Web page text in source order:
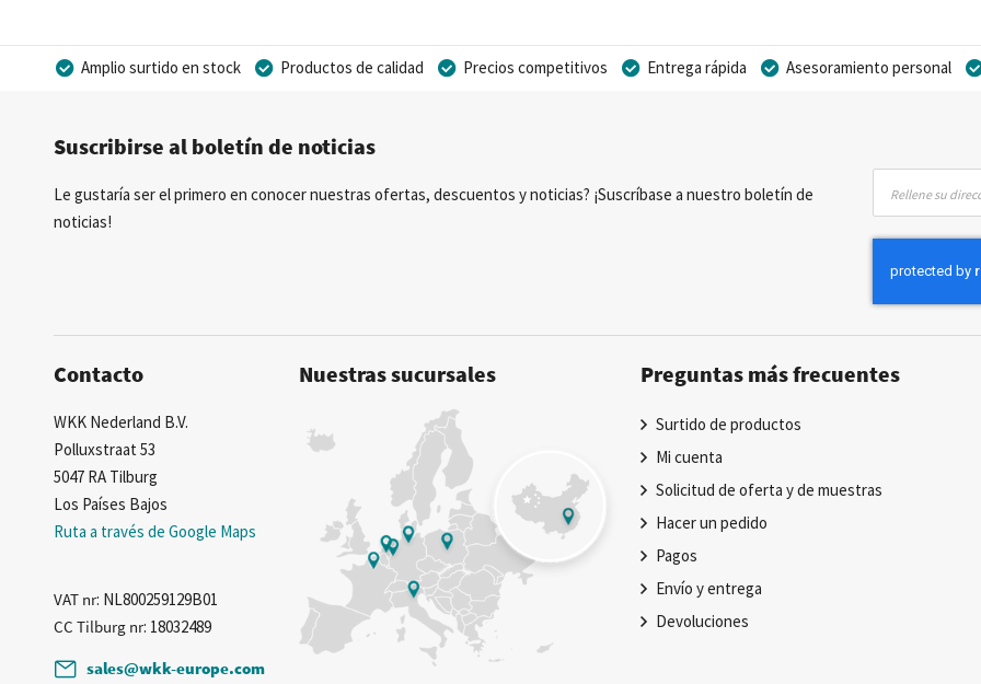
Amplio surtido en stock Productos de calidad Precios competitivos Entrega rápida
Asesoramiento personal
Suscribirse al boletín de noticias
Le gustaría ser el primero en conocer nuestras ofertas, descuentos y noticias? ¡Suscríbase a nuestro boletín de
noticias!
nuestro
boletín
Contacto
WKK Nederland B.V.
Polluxstraat 53
5047 RA Tilburg
Los Países Bajos
Ruta a través de Google Maps
VAT nr: NL800259129B01
CC Tilburg nr: 18032489
sales@wkk-europe.com
Nuestras sucursales Preguntas más frecuentes
Surtido de productos
Mi cuenta
Solicitud de oferta y de muestras
Hacer un pedido
Pagos
Envío y entrega
Devoluciones